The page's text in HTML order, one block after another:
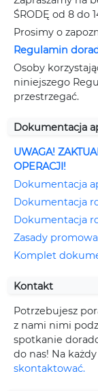
ŚRODĘ od 8 do
Prosimy o
Regulamin
Osoby
niniejszego
przestrzegać.
Dokumentacja
UWAGA!
OPERACJI!
Dokumentacja
Dokumentacja
Dokumentacja
Zasady
Komplet
Kontakt
Potrzebujesz
z nami nimi
spotkanie
do nas! Na
skontaktować.